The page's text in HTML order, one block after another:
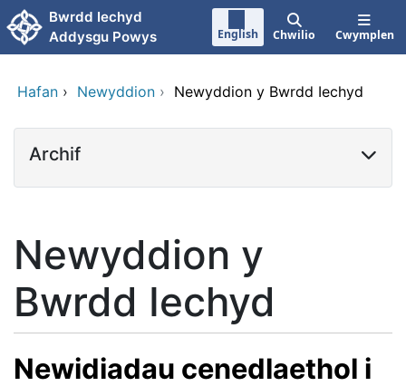
Neidio i'r prif gynnwy
Bwrdd Iechyd
Addysgu Powys
English Chwilio Cwymplen
Hafan › Newyddion › Newyddion y Bwrdd Iechyd
Archif
Newyddion y
Bwrdd Iechyd
Newidiadau cenedlaethol i